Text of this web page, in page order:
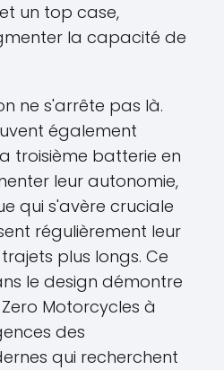
un top case,
la capacité de
ne s'arrête pas là.
également
troisième batterie en
leur autonomie,
qui s'avère cruciale
régulièrement leur
plus longs. Ce
le design démontre
Motorcycles à
des
qui recherchent